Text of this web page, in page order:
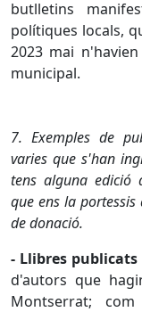
butlletins
polítiques locals,
2023 mai
municipal.
7. Exemples de
varies que s'han
tens alguna edició
que ens la
de donació.
- Llibres
d'autors que
Montserrat;